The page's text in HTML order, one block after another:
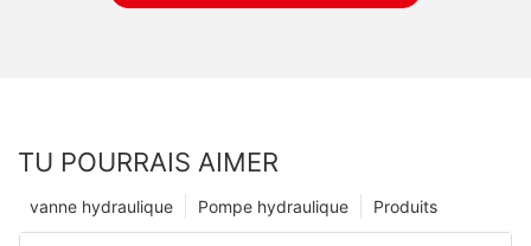
TU POURRAIS AIMER
Produits
Pompe hydraulique
vanne hydraulique